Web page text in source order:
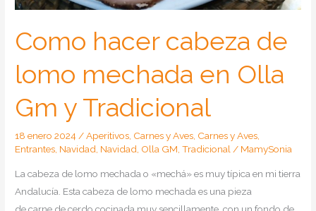
Como hacer cabeza de
lomo mechada en Olla
Gm y Tradicional
18 enero 2024 /Aperitivos Carnes y Aves Carnes y Aves
Entrantes Navidad Navidad Olla GM ,Tradicional / MamySonia
La cabeza de lomo mechada o «mechá» es muy típica en mi tierra
Andalucía. Esta cabeza de lomo mechada es una pieza